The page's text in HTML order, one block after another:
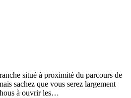
situé à proximité du parcours de
sachez que vous serez largement
à ouvrir les…